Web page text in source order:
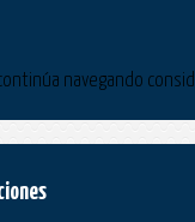
navegando